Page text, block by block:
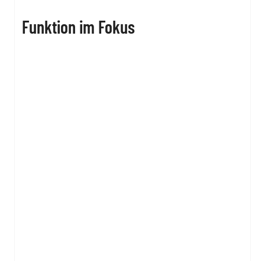
Funktion im Fokus